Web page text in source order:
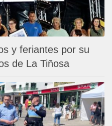
y feriantes por su
de La Tiñosa